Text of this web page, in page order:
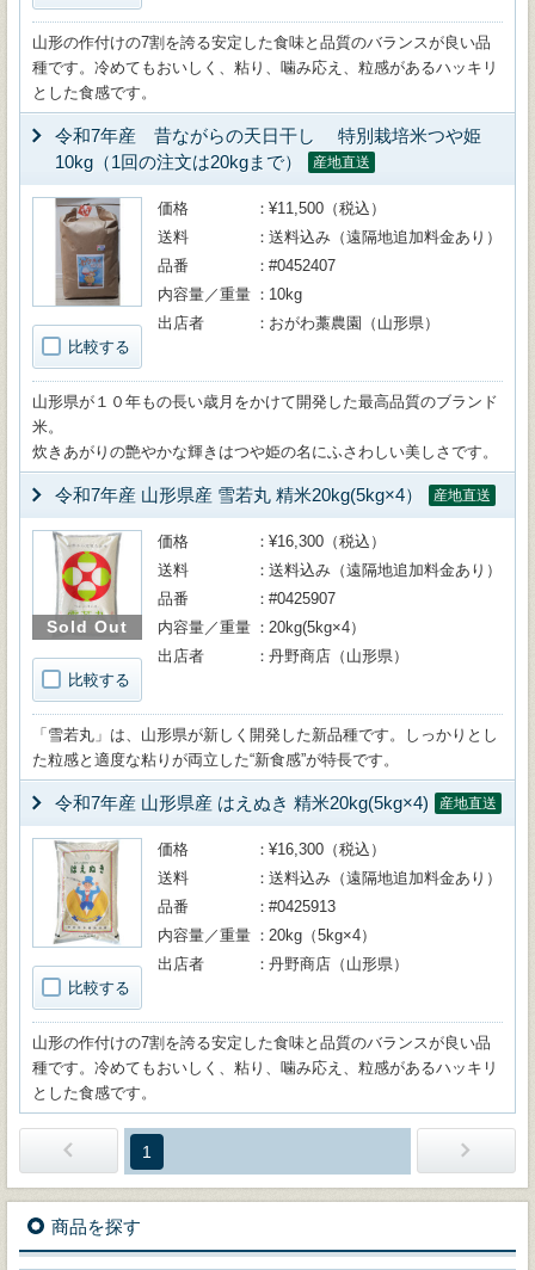
山形の作付けの7割を誇る安定した食味と品質のバランスが良い品
種です。冷めてもおいしく、粘り、噛み応え、粒感があるハッキリ
とした食感です。
令和7年産 昔ながらの天日干し 特別栽培米つや姫
10kg（1回の注文は20kgまで）
産地直送
比較する
価格
¥11,500（税込）
送料
送料込み（遠隔地追加料金あり）
品番
#0452407
内容量／重量
10kg
出店者
おがわ藁農園（山形県）
山形県が１０年もの長い歳月をかけて開発した最高品質のブランド
米。
炊きあがりの艶やかな輝きはつや姫の名にふさわしい美しさです。
令和7年産 山形県産 雪若丸 精米20kg(5kg×4） 産地直送
Sold Out
比較する
価格
¥16,300（税込）
送料
送料込み（遠隔地追加料金あり）
品番
#0425907
内容量／重量
20kg(5kg×4）
出店者
丹野商店（山形県）
「雪若丸」は、山形県が新しく開発した新品種です。しっかりとし
た粒感と適度な粘りが両立した“新食感”が特長です。
令和7年産 山形県産 はえぬき 精米20kg(5kg×4) 産地直送
比較する
価格
¥16,300（税込）
送料
送料込み（遠隔地追加料金あり）
品番
#0425913
内容量／重量
20kg（5kg×4）
出店者
丹野商店（山形県）
山形の作付けの7割を誇る安定した食味と品質のバランスが良い品
種です。冷めてもおいしく、粘り、噛み応え、粒感があるハッキリ
とした食感です。
1
商品を探す